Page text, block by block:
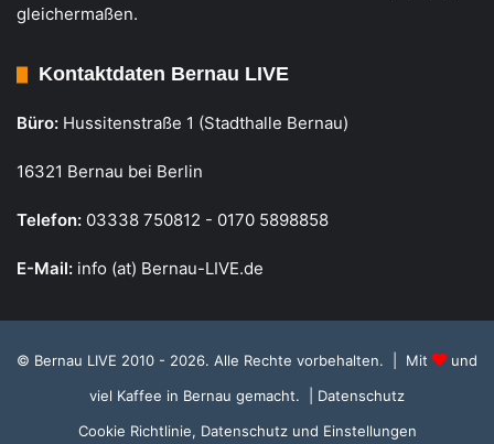
gleichermaßen.
Kontaktdaten Bernau LIVE
Büro: Hussitenstraße 1 (Stadthalle Bernau)
16321 Bernau bei Berlin
Telefon: 03338 750812 - 0170 5898858
E-Mail: info (at) Bernau-LIVE.de
© Bernau LIVE 2010 - 2026. Alle Rechte vorbehalten. | Mit
und
viel Kaffee in Bernau gemacht.
| Datenschutz
Cookie Richtlinie, Datenschutz und Einstellungen